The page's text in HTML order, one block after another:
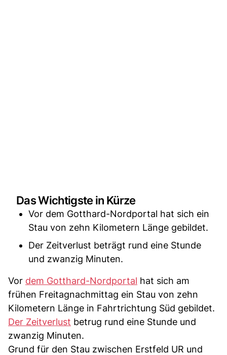
Das Wichtigste in Kürze
Vor dem Gotthard-Nordportal hat sich ein
Stau von zehn Kilometern Länge gebildet.
Der Zeitverlust beträgt rund eine Stunde
und zwanzig Minuten.
Vor dem Gotthard-Nordportal hat sich am
frühen Freitagnachmittag ein Stau von zehn
Kilometern Länge in Fahrtrichtung Süd gebildet.
Der Zeitverlust betrug rund eine Stunde und
zwanzig Minuten.
Grund für den Stau zwischen Erstfeld UR und